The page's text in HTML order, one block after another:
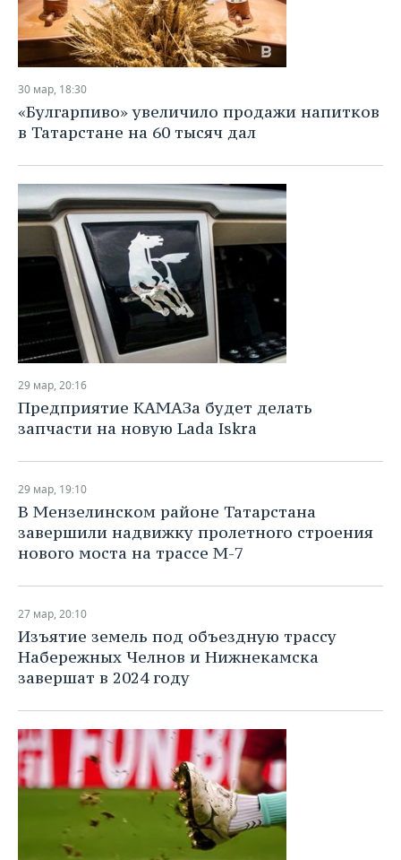
30 мар, 18:30
«Булгарпиво» увеличило продажи напитков
в Татарстане на 60 тысяч дал
29 мар, 20:16
Предприятие КАМАЗа будет делать
запчасти на новую Lada Iskra
29 мар, 19:10
В Мензелинском районе Татарстана
завершили надвижку пролетного строения
нового моста на трассе М-7
27 мар, 20:10
Изъятие земель под объездную трассу
Набережных Челнов и Нижнекамска
завершат в 2024 году